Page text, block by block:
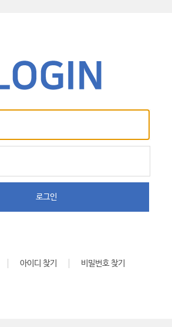
로그인
아이디 찾기 비밀번호 찾기